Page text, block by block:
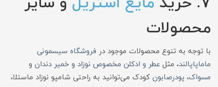
محصولات
با توجه به تنوع محصولات موجود در فروشگاه سیسمونی
ماماپاپالند، مثل عطر و ادکلن مخصوص نوزاد و خمیر دندان و
مسواک، پودرصابون کودک می‌توانید به راحتی شامپو نوزاد ماستلا،